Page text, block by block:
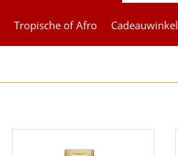
Tropische of Afro Cadeauwinkel